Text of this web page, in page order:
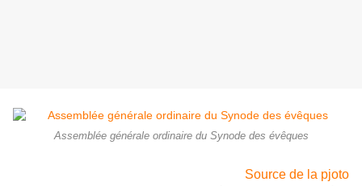
Assemblée générale ordinaire du Synode des évêques
Source de la pjoto